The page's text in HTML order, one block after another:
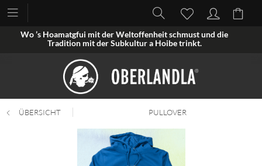
Wo ’s Hoamatgfui mit der Weltoffenheit schmust und die
Tradition mit der Subkultur a Hoibe trinkt.
ÜBERSICHT PULLOVER